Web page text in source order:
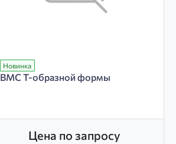
Новинка
ВМС Т-образной формы
Цена по запросу